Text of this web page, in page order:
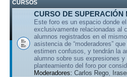
CURSOS
CURSO DE SUPERACIÓN
Este foro es un espacio donde
exclusivamente relacionadas al
alumnos registrados en el
asistencia de “moderadores”
estimen confusos, y tendrán la
alumno sobre sus expresiones
planteamiento del foro por
Moderadores: Carlos Rego,